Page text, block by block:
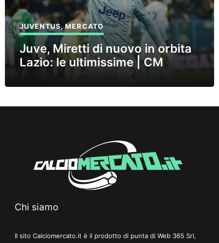
JUVENTUS,MERCATO
Juve, Miretti di nuovo in orbita
Lazio: le ultimissime | CM
Chi siamo
Il sito Calciomercato.it è il prodotto di punta di Web 365 Srl,